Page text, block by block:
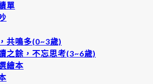
單
共鳴多(0~3歲)
之餘，不忘思考(3~6歲)
繪本